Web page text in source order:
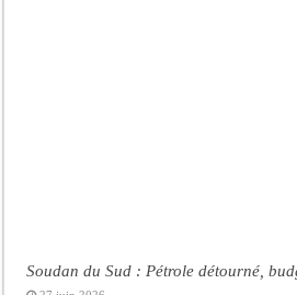
Soudan du Sud : Pétrole détourné,